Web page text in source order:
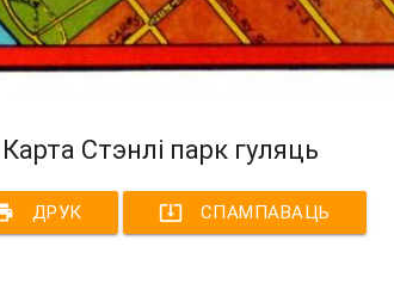
Карта Стэнлі парк гуляць
ДРУК system_update_alt СПАМПАВАЦЬ